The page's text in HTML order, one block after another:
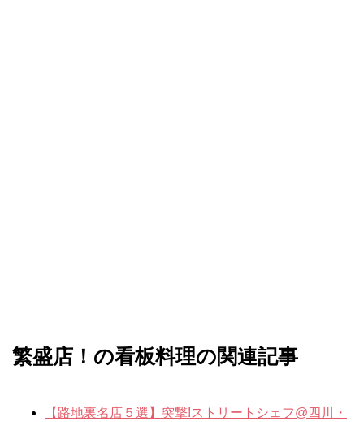
繁盛店！の看板料理の関連記事
【路地裏名店５選】突撃!ストリートシェフ@四川・